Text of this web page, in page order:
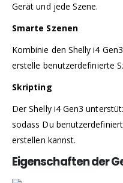
Gerät und jede Szene.
Smarte Szenen
Kombinie den Shelly i4
erstelle benutzerdefinierte
Skripting
Der Shelly i4 Gen3
sodass Du
erstellen kannst.
Eigenschaften der